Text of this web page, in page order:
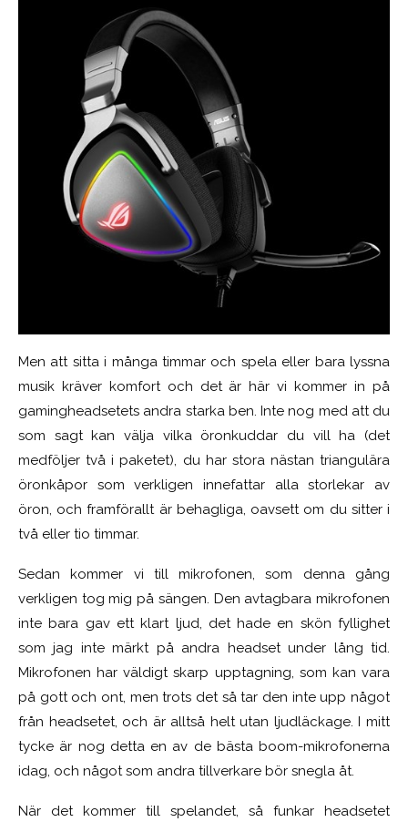
Men att sitta i många timmar och spela eller bara lyssna
musik kräver komfort och det är här vi kommer in på
gamingheadsetets andra starka ben. Inte nog med att du
som sagt kan välja vilka öronkuddar du vill ha (det
medföljer två i paketet), du har stora nästan triangulära
öronkåpor som verkligen innefattar alla storlekar av
öron, och framförallt är behagliga, oavsett om du sitter i
två eller tio timmar.
Sedan kommer vi till mikrofonen, som denna gång
verkligen tog mig på sängen. Den avtagbara mikrofonen
inte bara gav ett klart ljud, det hade en skön fyllighet
som jag inte märkt på andra headset under lång tid.
Mikrofonen har väldigt skarp upptagning, som kan vara
på gott och ont, men trots det så tar den inte upp något
från headsetet, och är alltså helt utan ljudläckage. I mitt
tycke är nog detta en av de bästa boom-mikrofonerna
idag, och något som andra tillverkare bör snegla åt.
När det kommer till spelandet, så funkar headsetet